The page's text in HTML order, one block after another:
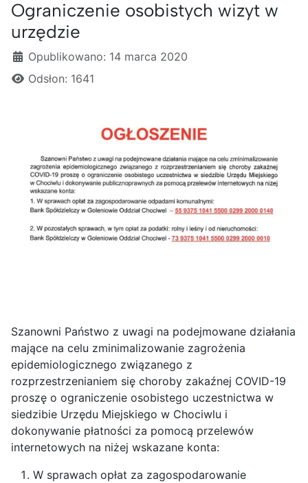
Ograniczenie osobistych wizyt w
urzędzie
Szczegóły
Opublikowano: 14 marca 2020
Odsłon: 1641
Szanowni Państwo z uwagi na podejmowane działania
mające na celu zminimalizowanie zagrożenia
epidemiologicznego związanego z
rozprzestrzenianiem się choroby zakaźnej COVID-19
proszę o ograniczenie osobistego uczestnictwa w
siedzibie Urzędu Miejskiego w Chociwlu i
dokonywanie płatności za pomocą przelewów
internetowych na niżej wskazane konta:
W sprawach opłat za zagospodarowanie